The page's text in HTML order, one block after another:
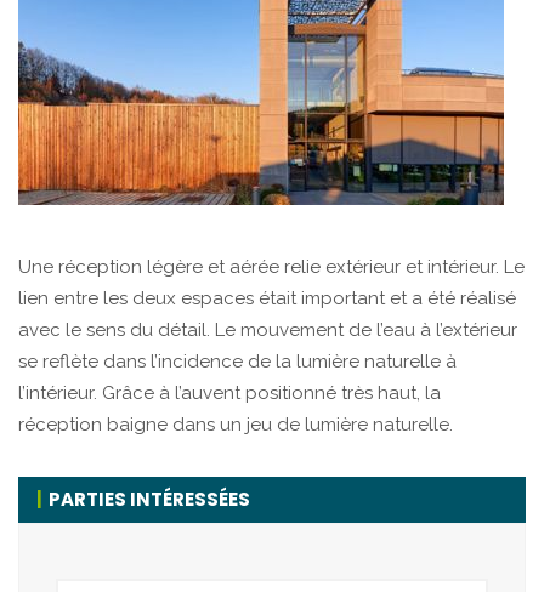
Une réception légère et aérée relie extérieur et intérieur. Le
lien entre les deux espaces était important et a été réalisé
avec le sens du détail. Le mouvement de l’eau à l’extérieur
se reflète dans l’incidence de la lumière naturelle à
l’intérieur. Grâce à l’auvent positionné très haut, la
réception baigne dans un jeu de lumière naturelle.
PARTIES INTÉRESSÉES